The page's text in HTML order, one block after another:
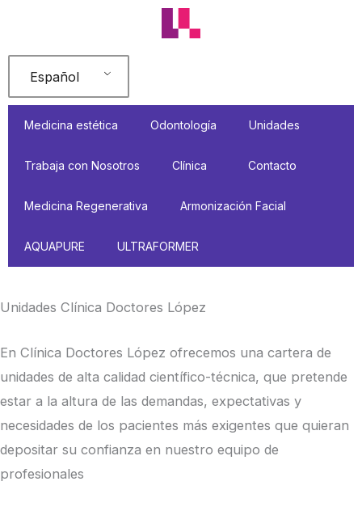
contenido
Español
Medicina estética Odontología Unidades
Trabaja con Nosotros Clínica Contacto
Medicina Regenerativa Armonización Facial
AQUAPURE ULTRAFORMER
Unidades Clínica Doctores López
En Clínica Doctores López ofrecemos una cartera de
unidades de alta calidad científico-técnica, que pretende
estar a la altura de las demandas, expectativas y
necesidades de los pacientes más exigentes que quieran
depositar su confianza en nuestro equipo de
profesionales